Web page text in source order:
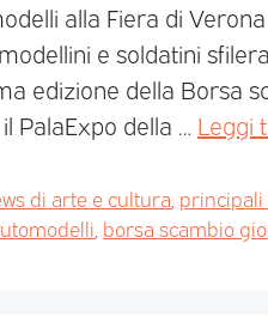
alla Fiera di
e soldatini
edizione della Borsa
PalaExpo della … Leggi
di arte e cultura
borsa scambio